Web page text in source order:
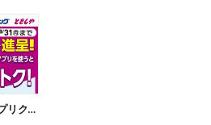
ウエルシアグループ お得なアプリクーポン